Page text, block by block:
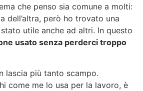
che penso sia comune a molti:
dell’altra, però ho trovato una
utile anche ad altri. In questo
usato senza perderci troppo
lascia più tanto scampo.
come me lo usa per la lavoro, è